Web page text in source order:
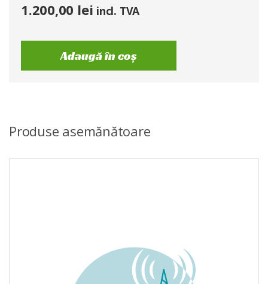
1.200,00 lei incl. TVA
Adaugă în coș
Produse asemănătoare